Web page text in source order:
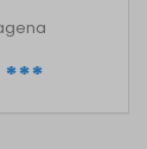
***